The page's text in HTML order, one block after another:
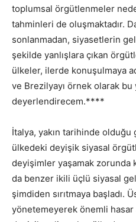
toplumsal örgütlenmeler
tahminleri de oluşmaktadır.
sonlanmadan, siyasetlerin
şekilde yanlışlara çıkan
ülkeler, ilerde konuşulmaya
ve Brezilyayı örnek olarak bu
deyerlendirecem.****
İtalya, yakın tarihinde olduğu
ülkedeki deyişik siyasal
deyişimler yaşamak zorunda
da benzer ikili üçlü siyasal
şimdiden sırıtmaya başladı.
yönetemeyerek önemli hasar